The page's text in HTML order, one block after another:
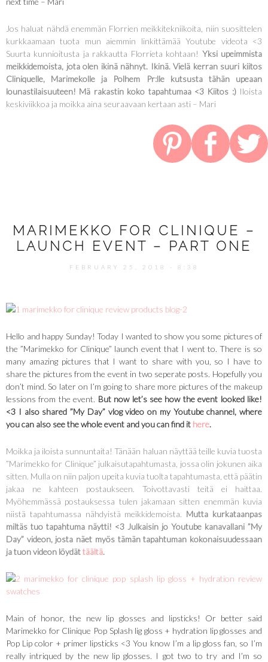
Jos haluat nähdä enemmän Florrien meikkitekniikoita, niin suosittelen
kurkkaamaan tuota mun aiemmin linkittämää Youtube videota <3
Suurta kunnioitusta ja rakkautta Florrieta kohtaan! Yksi upeimmista
meikkidemoista, jota olen ikinä nähnyt. Ikinä. Vielä kerran suuri kiitos
Cliniquelle, Marimekolle ja Polhem Pr:lle kutsusta tähän upeaan
lounastilaisuuteen! Mä rakastin koko tapahtumaa <3 Kiitos :)Iloista
keskiviikkoa ja moikka aina seuraavaan kertaan asti – Mari
MARIMEKKO FOR CLINIQUE –
LAUNCH EVENT – PART ONE
FEBRUARY 25, 2018 - 8:38
Hello and happy Sunday! Today I wanted to show you some pictures of
the ”Marimekko for Clinique” launch event that I went to. There is so
many amazing pictures that I want to share with you, so I have to
share the pictures from the event in two seperate posts. Hopefully you
don’t mind. So later on I’m going to share more pictures of the makeup
lessions from the event. But now let’s see how the event looked like!
<3 I also shared ”My Day” vlog video on my Youtube channel, where
you can also see the whole event and you can find it here.
Moikka ja iloista sunnuntaita! Tänään haluan näyttää teille kuvia tuosta
”Marimekko for Clinique” julkaisutapahtumasta, jossa olin jokunen aika
sitten. Mulla on niin paljon upeita kuvia tuolta tapahtumasta, että päätin
jakaa ne kahteen postaukseen. Toivottavasti teitä ei haittaa.
Myöhemmässä postauksessa tulen jakamaan sitten enemmän kuvia
niistä tapahtumassa nähdyistä meikkidemoista. Mutta kurkataanpas
miltäs tuo tapahtuma näytti! <3 Julkaisin jo Youtube kanavallani ”My
Day” videon, josta näet myös tämän tapahtuman kokonaisuudessaan
ja tuon videon löydättäältä.
Main of honor, the new lip glosses and lipsticks! Or better said
Marimekko for Clinique Pop Splash lig gloss + hydration lip glosses and
Pop Lip color + primer lipsticks <3 You know I’m a lip gloss fan, so I’m
really intriqued by the new lip glosses. I got two to try and I’m so